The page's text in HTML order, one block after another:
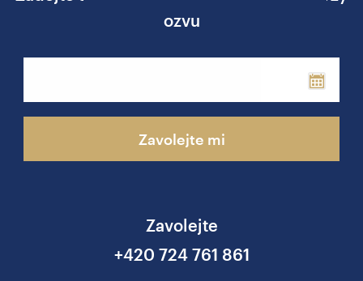
ozvu
Zavolejte mi
Zavolejte
+420 724 761 861